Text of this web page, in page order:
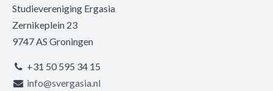
Studievereniging Ergasia
Zernikeplein 23
9747 AS Groningen
+31 50 595 34 15
info@svergasia.nl